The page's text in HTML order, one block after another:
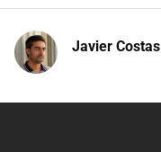
Javier Costas